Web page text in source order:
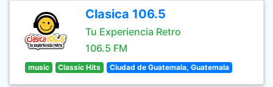
Clasica 106.5
Tu Experiencia Retro
106.5 FM
music Classic Hits Ciudad de Guatemala, Guatemala